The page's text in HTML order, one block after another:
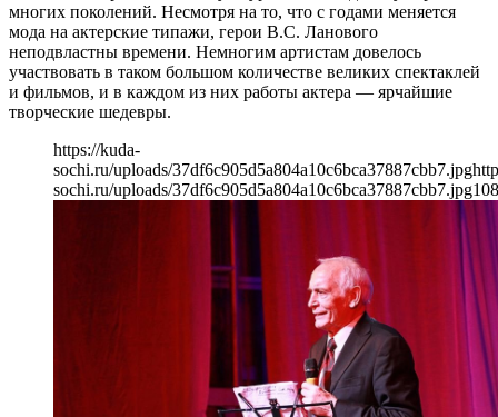
многих поколений. Несмотря на то, что с годами меняется
мода на актерские типажи, герои В.С. Ланового
неподвластны времени. Немногим артистам довелось
участвовать в таком большом количестве великих спектаклей
и фильмов, и в каждом из них работы актера — ярчайшие
творческие шедевры.
https://kuda-
sochi.ru/uploads/37df6c905d5a804a10c6bca37887cbb7.jpg
sochi.ru/uploads/37df6c905d5a804a10c6bca37887cbb7.jpg